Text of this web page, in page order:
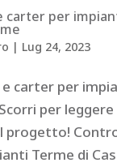
carter per
| Lug 24, 2023
carter per
per leggere
progetto!
Terme di